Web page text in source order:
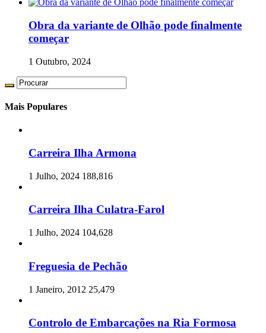
Obra da variante de Olhão pode finalmente
começar
1 Outubro, 2024
Mais Populares
Carreira Ilha Armona
1 Julho, 2024 188,816
Carreira Ilha Culatra-Farol
1 Julho, 2024 104,628
Freguesia de Pechão
1 Janeiro, 2012 25,479
Controlo de Embarcações na Ria Formosa